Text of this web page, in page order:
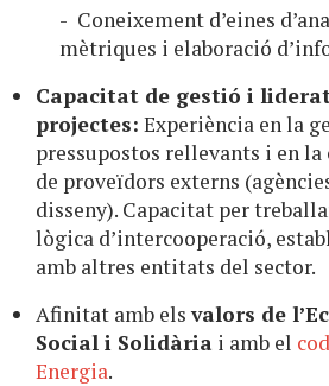
Coneixement d’eines
mètriques i elaboració
Capacitat de gestió i
projectes: Experiència en la
pressupostos rellevants i en
de proveïdors externs
disseny). Capacitat per
lògica d’intercooperació,
amb altres entitats del sector.
Afinitat amb elsvalors de
Social i Solidària i amb el
Energia.